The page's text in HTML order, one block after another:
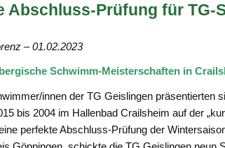
Abschluss-Prüfung für TG-
– 01.02.2023
Schwimm-Meisterschaften in
innen der TG Geislingen präsentierten
bis 2004 im Hallenbad Crailsheim auf der
perfekte Abschluss-Prüfung der